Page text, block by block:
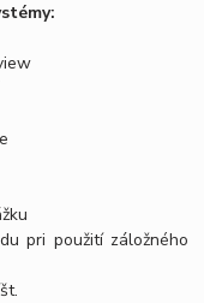
pri použití záložného